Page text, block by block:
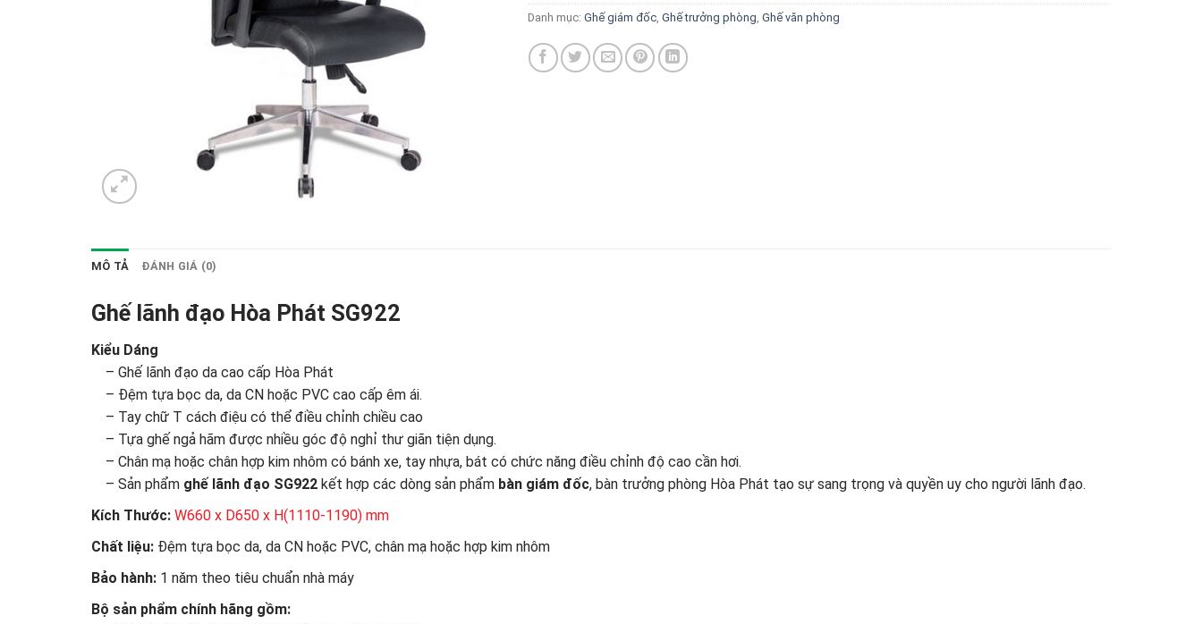
Danh mục: Ghế giám đốc, Ghế trưởng phòng Ghế văn phòng
MÔ TẢ ĐÁNH GIÁ (0)
Ghế lãnh đạo Hòa Phát SG922
Kiểu Dáng
– Ghế lãnh đạo da cao cấp Hòa Phát
– Đệm tựa bọc da, da CN hoặc PVC cao cấp êm ái.
– Tay chữ T cách điệu có thể điều chỉnh chiều cao
– Tựa ghế ngả hãm được nhiều góc độ nghỉ thư giãn tiện dụng.
– Chân mạ hoặc chân hợp kim nhôm có bánh xe, tay nhựa, bát có chức năng điều chỉnh độ cao cần hơi.
– Sản phẩm ghế lãnh đạo SG922 kết hợp các dòng sản phẩm bàn giám đốc, bàn trưởng phòng Hòa Phát tạo sự sang trọng và quyền uy cho người lãnh đạo.
Kích Thước: W660 x D650 x H(1110-1190) mm
Chất liệu: Đệm tựa bọc da, da CN hoặc PVC, chân mạ hoặc hợp kim nhôm
Bảo hành: 1 năm theo tiêu chuẩn nhà máy
Bộ sản phẩm chính hãng gồm: